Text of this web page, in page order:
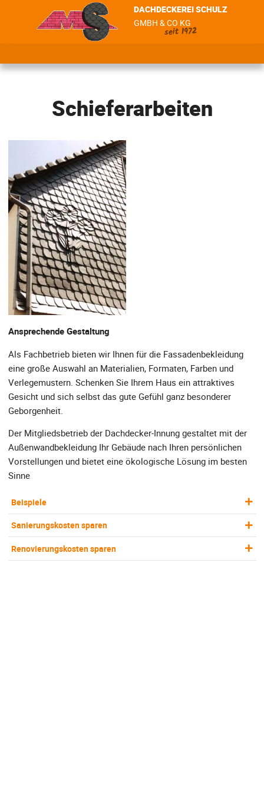
DACHDECKEREI SCHULZ
GMBH & CO KG
seit 1972
Schieferarbeiten
Ansprechende Gestaltung
Als Fachbetrieb bieten wir Ihnen für die Fassadenbekleidung
eine große Auswahl an Materialien, Formaten, Farben und
Verlegemustern. Schenken Sie Ihrem Haus ein attraktives
Gesicht und sich selbst das gute Gefühl ganz besonderer
Geborgenheit.
Der Mitgliedsbetrieb der Dachdecker-Innung gestaltet mit der
Außenwandbekleidung Ihr Gebäude nach Ihren persönlichen
Vorstellungen und bietet eine ökologische Lösung im besten
Sinne
Beispiele
Sanierungskosten sparen
Renovierungskosten sparen